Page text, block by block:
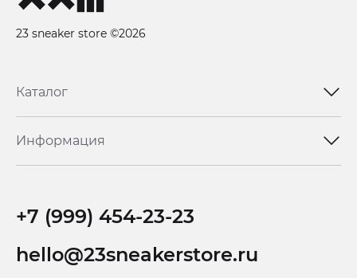
23 sneaker store ©2026
Каталог
Информация
+7 (999) 454-23-23
hello@23sneakerstore.ru